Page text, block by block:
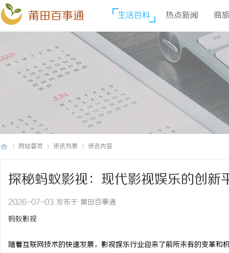
莆田百事通 生活百科 热点新闻 商
网站首页 资讯列表 资讯内容
探秘蚂蚁影视：现代影视娱乐的创新
2026-07-03 发布于 莆田百事通
蚂蚁影视
随着互联网技术的快速发展，影视娱乐行业迎来了前所未有的变革